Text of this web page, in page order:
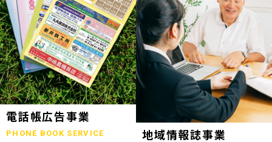
エンディングノート「わたしの終活覚書」書き方講座開催
2024.10.25
赤穂市エンディングノート「わたしの終活覚書」発刊式にて
2024.06.17
「未来創造企業」の第9期に認定されました
2023.07.24
終活ガイド「旅じたくノート」を発行しました
電話帳広告事業
PHONE BOOK SERVICE 地域情報誌事業